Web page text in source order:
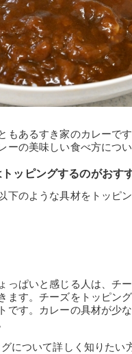
もあるすき家のカレーで
ーの美味しい食べ方につい
ッピングするのがおす
下のような具材をトッピ
っぱいと感じる人は、チ
ます。チーズをトッピン
です。カレーの具材が少
について詳しく知りた